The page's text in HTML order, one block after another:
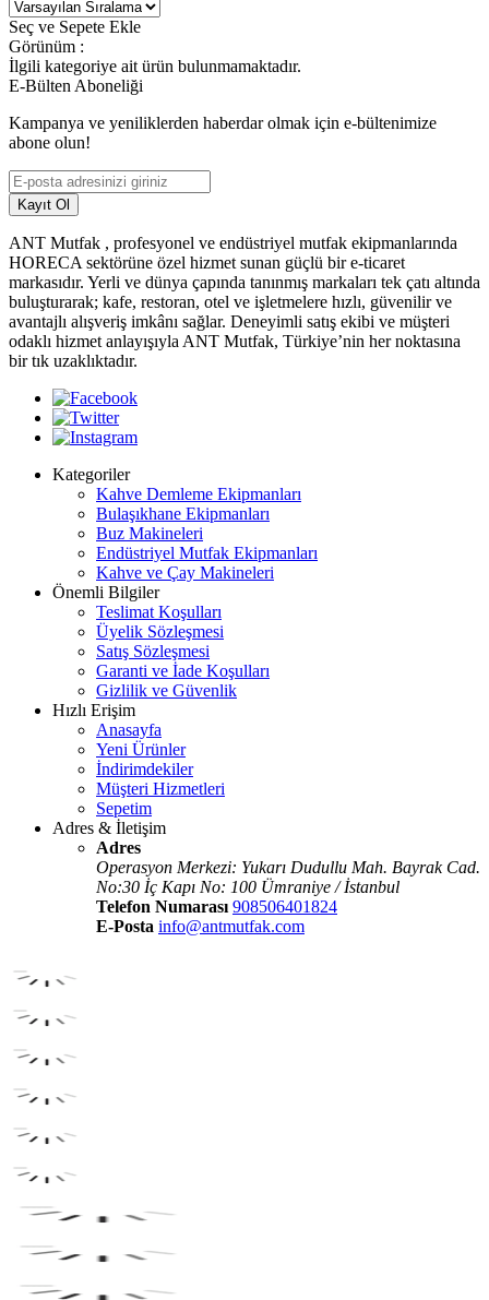
Seç ve Sepete Ekle
Görünüm :
İlgili kategoriye ait ürün bulunmamaktadır.
E-Bülten Aboneliği
Kampanya ve yeniliklerden haberdar olmak için e-bültenimize
abone olun!
Kayıt Ol
ANT Mutfak , profesyonel ve endüstriyel mutfak ekipmanlarında
HORECA sektörüne özel hizmet sunan güçlü bir e-ticaret
markasıdır. Yerli ve dünya çapında tanınmış markaları tek çatı altında
buluşturarak; kafe, restoran, otel ve işletmelere hızlı, güvenilir ve
avantajlı alışveriş imkânı sağlar. Deneyimli satış ekibi ve müşteri
odaklı hizmet anlayışıyla ANT Mutfak, Türkiye’nin her noktasına
bir tık uzaklıktadır.
Kategoriler
Kahve Demleme Ekipmanları
Bulaşıkhane Ekipmanları
Buz Makineleri
Endüstriyel Mutfak Ekipmanları
Kahve ve Çay Makineleri
Önemli Bilgiler
Teslimat Koşulları
Üyelik Sözleşmesi
Satış Sözleşmesi
Garanti ve İade Koşulları
Gizlilik ve Güvenlik
Hızlı Erişim
Anasayfa
Yeni Ürünler
İndirimdekiler
Müşteri Hizmetleri
Sepetim
Adres & İletişim
Adres
Operasyon Merkezi: Yukarı Dudullu Mah. Bayrak Cad.
No:30 İç Kapı No: 100 Ümraniye / İstanbul
Telefon Numarası 908506401824
E-Posta info@antmutfak.com